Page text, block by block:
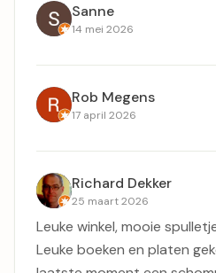
Sanne
14 mei 2026
Rob Megens
17 april 2026
Richard Dekker
25 maart 2026
Leuke winkel, mooie
Leuke boeken en platen